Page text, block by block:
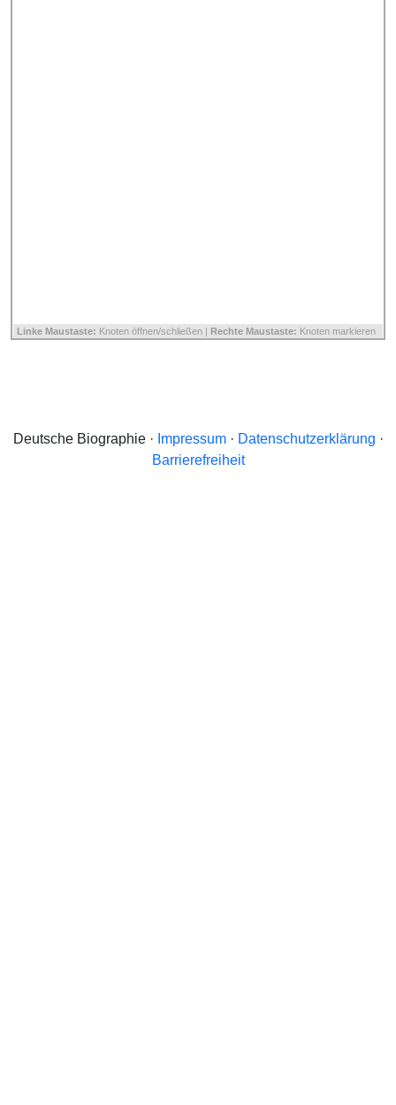
Linke Maustaste: Knoten öffnen/schließen | Rechte Maustaste: Knoten markieren
Deutsche Biographie · Impressum· Datenschutzerklärung ·
Barrierefreiheit